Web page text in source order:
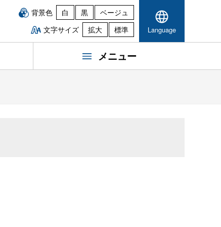
背景色 白 黒
ベージュ
文字サイズ
拡大 標準 Language
メニュー